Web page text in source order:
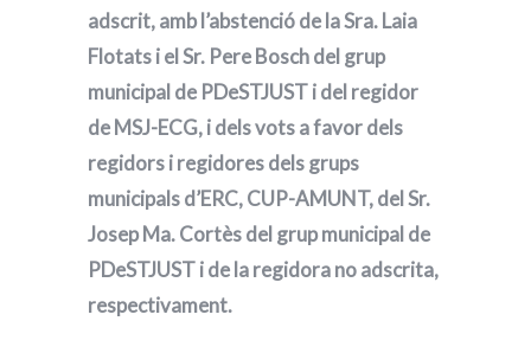
adscrit, amb l’abstenció de la Sra. Laia
Flotats i el Sr. Pere Bosch del grup
municipal de PDeSTJUST i del regidor
de MSJ-ECG, i dels vots a favor dels
regidors i regidores dels grups
municipals d’ERC, CUP-AMUNT, del Sr.
Josep Ma. Cortès del grup municipal de
PDeSTJUST i de la regidora no adscrita,
respectivament.